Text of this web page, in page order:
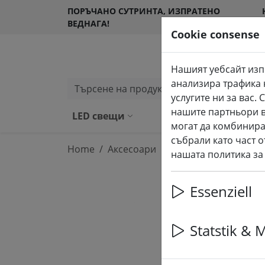
ПОРЪЧАНО СУТРИНТА, ИЗПРАТЕНО
ВЕДНАГА!
Търсене на продукти
LED свещи Външни LED
Home Аксесоари
Cookie consense
Нашият уебсайт
анализира трафика
услугите ни за
нашите партньори
могат да
събрали като част
нашата политика
Essenziell
Statstik &